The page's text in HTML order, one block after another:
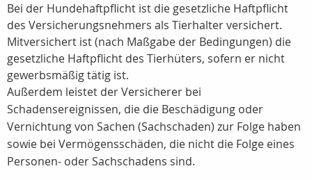
Bei der Hundehaftpflicht ist die gesetzliche Haftpflicht
des Versicherungsnehmers als Tierhalter versichert.
Mitversichert ist (nach Maßgabe der Bedingungen) die
gesetzliche Haftpflicht des Tierhüters, sofern er nicht
gewerbsmäßig tätig ist.
Außerdem leistet der Versicherer bei
Schadensereignissen, die die Beschädigung oder
Vernichtung von Sachen (Sachschaden) zur Folge haben
sowie bei Vermögensschäden, die nicht die Folge eines
Personen- oder Sachschadens sind.